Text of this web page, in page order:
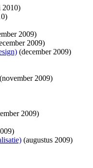
2010)
2009)
2009)
(december 2009)
(november 2009)
2009)
(augustus 2009)